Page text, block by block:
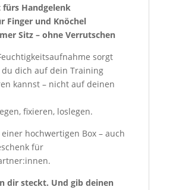
Handgelenk
Finger und Knöchel
Sitz – ohne Verrutschen
sorgt
dich auf dein Training
kannst – nicht auf deinen
fixieren, loslegen.
hochwertigen Box – auch
für
dir steckt. Und gib deinen